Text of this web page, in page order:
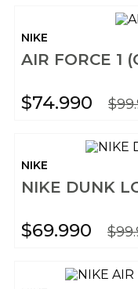
NIKE
AIR FORCE 1
$74.990 $99.
NIKE
NIKE DUNK
$69.990 $99.